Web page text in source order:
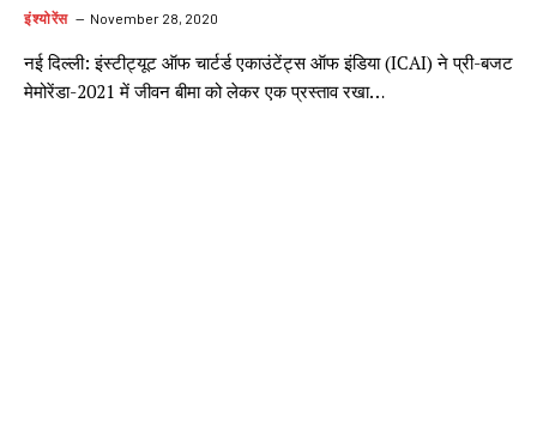
इंश्योरेंस November 28, 2020
नई दिल्ली: इंस्टीट्यूट ऑफ चार्टर्ड एकाउंटेंट्स ऑफ इंडिया (ICAI) ने प्री-बजट
मेमोरेंडा-2021 में जीवन बीमा को लेकर एक प्रस्ताव रखा…